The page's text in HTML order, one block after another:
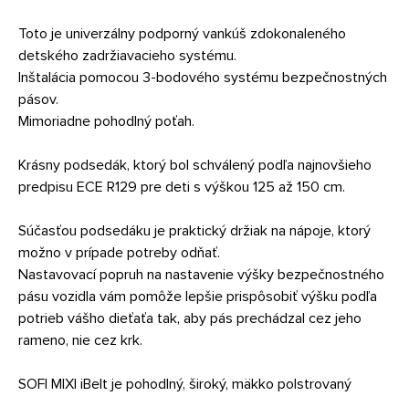
Toto je univerzálny podporný vankúš zdokonaleného
detského zadržiavacieho systému.
Inštalácia pomocou 3-bodového systému bezpečnostných
pásov.
Mimoriadne pohodlný poťah.
Krásny podsedák, ktorý bol schválený podľa najnovšieho
predpisu ECE R129 pre deti s výškou 125 až 150 cm.
Súčasťou podsedáku je praktický držiak na nápoje, ktorý
možno v prípade potreby odňať.
Nastavovací popruh na nastavenie výšky bezpečnostného
pásu vozidla vám pomôže lepšie prispôsobiť výšku podľa
potrieb vášho dieťaťa tak, aby pás prechádzal cez jeho
rameno, nie cez krk.
SOFI MIXI iBelt je pohodlný, široký, mäkko polstrovaný